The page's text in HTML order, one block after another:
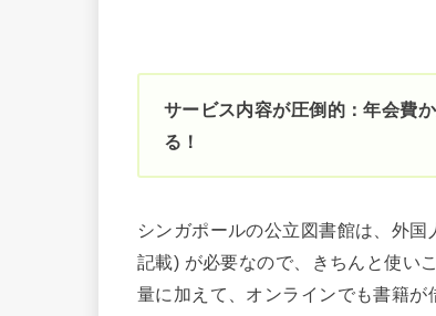
サービス内容が圧倒的：年会費
る！
シンガポールの公立図書館は、外
記載) が必要なので、きちんと使い
量に加えて、オンラインでも書籍